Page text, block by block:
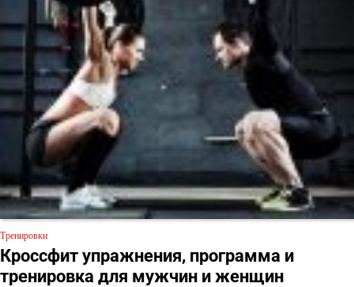
Тренировки
Кроссфит упражнения, программа и
тренировка для мужчин и женщин